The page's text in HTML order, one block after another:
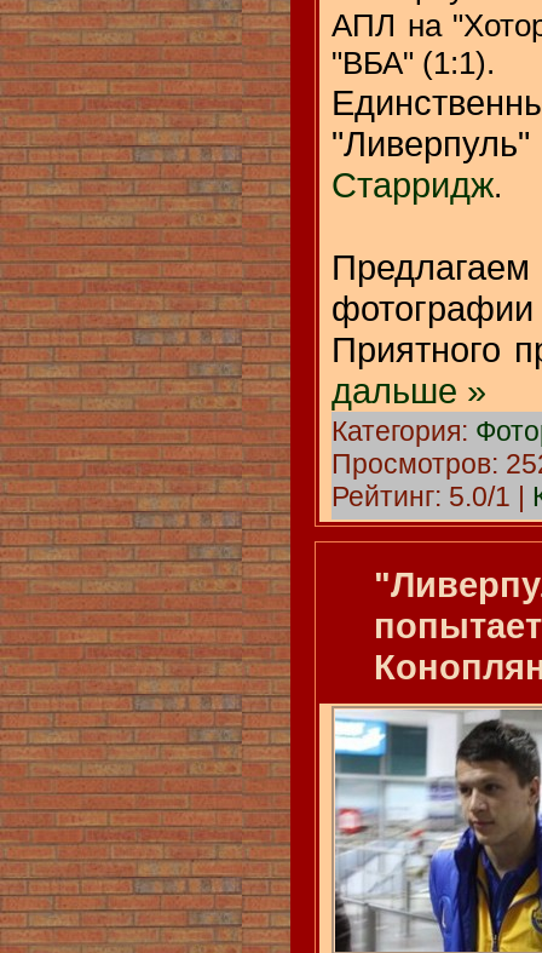
АПЛ на
"ВБА" (1:1).
Старридж.
Приятного
дальше »
Категория:
Просмотров:
Рейтинг: 5.0/1 |